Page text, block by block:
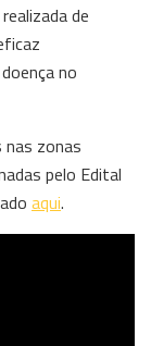
de
no
nas zonas
pelo Edital
aqui.